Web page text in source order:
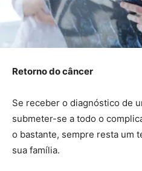
Retorno do câncer
Se receber o diagnóstico de
submeter-se a todo o
o bastante, sempre resta um
sua família.